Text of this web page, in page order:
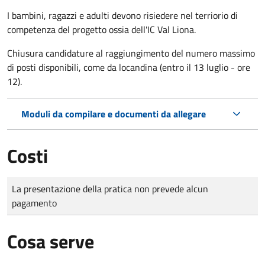
I bambini, ragazzi e adulti devono risiedere nel terriorio di
competenza del progetto ossia dell'IC Val Liona.
Chiusura candidature al raggiungimento del numero massimo
di posti disponibili, come da locandina (entro il 13 luglio - ore
12).
Moduli da compilare e documenti da allegare
Costi
Tipo di pagamento
Importo
La presentazione della pratica non prevede alcun
pagamento
Cosa serve